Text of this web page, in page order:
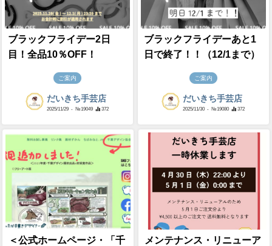
ブラックフライデー2日
目！全品10％OFF！
ご案内
だいきち手芸店
2025/11/29 - №19049 372
ブラックフライデーあと1
日で終了！！（12/1まで）
ご案内
だいきち手芸店
2025/11/30 - №19080 372
＜公式ホームページ・「千
メンテナンス・リニューア